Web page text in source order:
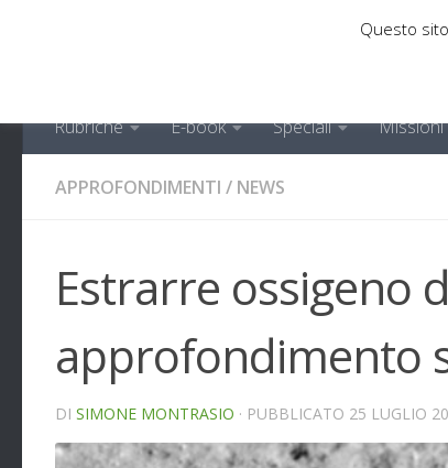
Rubriche E-book Speciali Missioni
APPROFONDIMENTI / NEWS
Estrarre ossigeno
approfondimento
DI SIMONE MONTRASIO · PUBBLICATO 25 LUGLIO
Questo